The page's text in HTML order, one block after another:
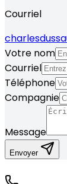
Courriel
Votre nom
Courriel
Téléphone
Compagnie
Message
Envoyer